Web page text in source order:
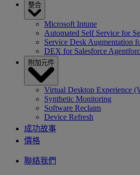
整合
Microsoft Intune
Automated Self Service for
Service Desk Augmentation
DEX for Salesforce
附加元件
Virtual Desktop Experience
Synthetic Monitoring
Software Reclaim
Device Refresh
成功故事
價格
聯絡我們